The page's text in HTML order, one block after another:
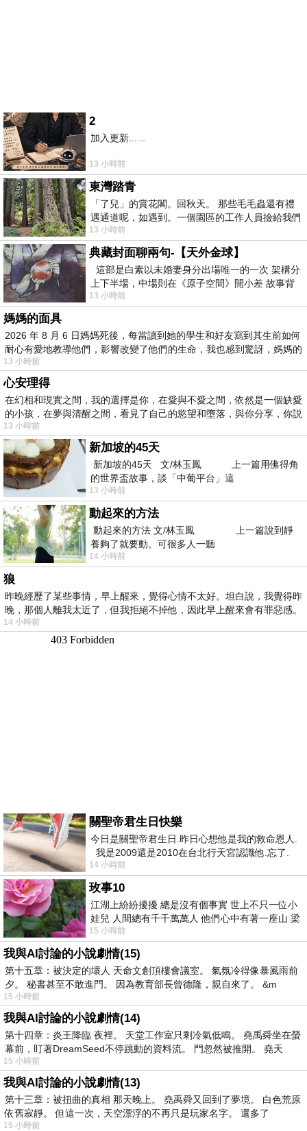
2
加入更新......
13 小時前
東灣踏青
「了兒」的賞花閣。回秋天。 那些毛毛蟲還有禮
遇通道呢，如遇到。一個園區的工作人員撿給我們
細賞。
13 小時前
典藏封面聊兩句-【天外金球】
這部是白素以未婚妻身分出場唯一的一次 架構分
上下半場，中場則在《原子空間》開小差 故事背
景影射西藏境外流亡 地下組織
13 小時前
媽媽的面具
2026 年 8 月 6 日媽媽死後，每當讀到她的學生和好友寫到其生前如何
耐心有愛地教導他們，影響改變了他們的生命，我也感到驚訝，媽媽的
13 小時前
心安理得
在幻相和現實之間，我的選擇是你，在愛與不愛之間，依然是一個缺愛
的小孩，在夢與清醒之間，看見了自己的慾望和墮落，與你分享，你説
13 小時前
新加坡的45天
新加坡的45天 文/林玉鳳 上一篇用佛得角
的世界盃故事，談「中葡平台」這
13 小時前
動起來的方法
動起來的方法 文/林玉鳳 上一篇說到靜
養夠了就要動。可很多人一聽
14 小時前
狼
昨晚經歷了某些事情，早上醒來，覺得心情不太好。坦白說，我覺得昨
晚，那個人離我太近了，但我拒絕不掉他，因此早上醒來會有罪惡感。
14 小時前
關聖帝君生日快樂
今日是關聖帝君生日.昨日心想他是我的救命恩人.
我是2009還是2010在台北行天宮認識他.忘了.
一個奇摩交友的網友學
14 小時前
玫事10
江湖上紛紛擾擾 總是沒有個事實 世上不只一位小
娃兒 人間總有千千萬萬人 他們心中有著一座山 梁
山佛山泰華衡恆嵩 一山之高
15 小時前
我與AI討論的小說劇情(15)
第十五章：被決定的壞人 天命文創頂樓會議室。 氣氛冷得像暴風雨前
夕。 秘書甚至不敢進門。 因為教育部長曾德隆，親自來了。 &m
15 小時前
我與AI討論的小說劇情(14)
第十四章：炎王降臨 夜裡。 天堂工作室只剩冷氣低鳴。 堯禹舜坐在螢
幕前，盯著DreamSeed不停跳動的資料流。 門忽然被推開。 堯天
15 小時前
我與AI討論的小說劇情(13)
第十三章：被扭曲的真相 那天晚上。 堯禹舜又回到了夢境。 白色荒原
依舊寂靜。 但這一次，天空漂浮的不再只是玩家名字。 還多了
15 小時前